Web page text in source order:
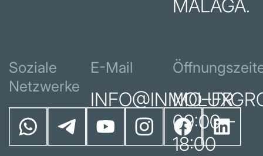
MÁLAGA.
Soziale
Netzwerke
E-Mail
MO–FR
09:00 –
18:00